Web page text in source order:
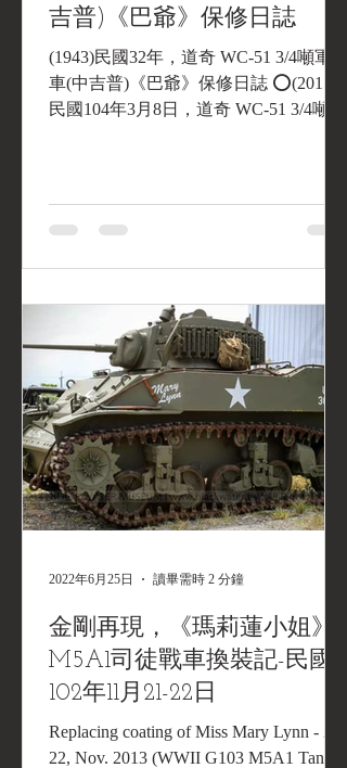
吉普)《巴爺》保修日誌
(1943)民國32年，道奇 WC-51 3/4噸軍械
車(中吉普)《巴爺》保修日誌 ⭕(2015)
民國104年3月8日，道奇 WC-51 3/4噸軍
金剛再現，《瑪莉蓮小姐》
M5A1司徒戰車換裝記-民國
102年11月21-22日
Replacing coating of Miss Mary Lynn - 21-
22, Nov. 2013 (WWII G103 M5A1 Tank)
2022年6月25日 讀畢需時 2 分鐘